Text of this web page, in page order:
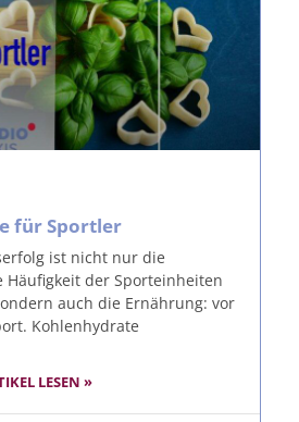
für Sportler
ist nicht nur die
der Sporteinheiten
auch die Ernährung: vor
Kohlenhydrate
LESEN »